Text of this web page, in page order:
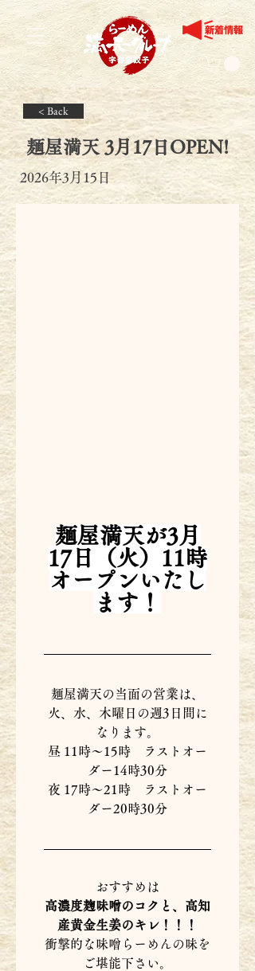
< Back
麺屋満天 3月17日OPEN!
2026年3月15日
麺屋満天が3月
17日（火）11時
オープンいたし
ます！
麺屋満天の当面の営業は、
火、水、木曜日の週3日間に
なります。
昼 11時〜15時　ラストオー
ダー14時30分
夜 17時〜21時　ラストオー
ダー20時30分
おすすめは
高濃度麹味噌のコクと、高知
産黄金生姜のキレ！！！
衝撃的な味噌らーめんの味を
ご堪能下さい。